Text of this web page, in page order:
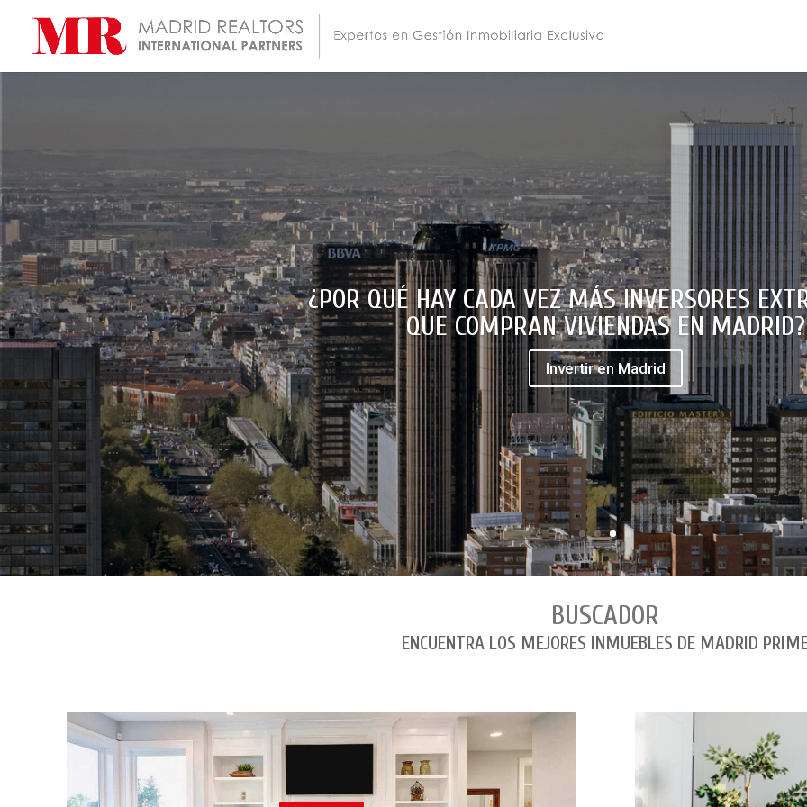
¿POR QUÉ HAY CADA VEZ MÁS INVERSORES
QUE COMPRAN VIVIENDAS EN MADRID?
Invertir en Madrid
BUSCADOR
ENCUENTRA LOS MEJORES INMUEBLES DE MADRID